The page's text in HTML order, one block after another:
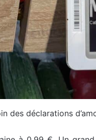
des déclarations